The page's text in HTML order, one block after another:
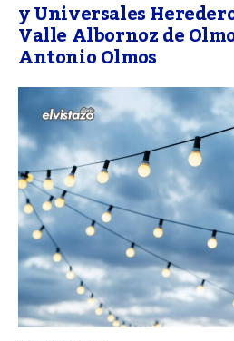
y Universales
Valle Albornoz de
Antonio Olmos